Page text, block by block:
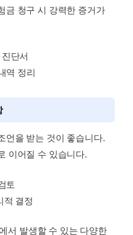
금 청구 시 강력한 증거가
단서
역 정리
언을 받는 것이 좋습니다.
이어질 수 있습니다.
토
적 결정
서 발생할 수 있는 다양한